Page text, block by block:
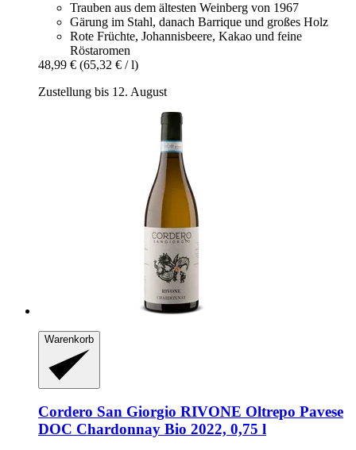
Trauben aus dem ältesten Weinberg von 1967
Gärung im Stahl, danach Barrique und großes Holz
Rote Früchte, Johannisbeere, Kakao und feine
Röstaromen
48,99 € (65,32 € / l)
Zustellung bis 12. August
Warenkorb
Cordero San Giorgio RIVONE Oltrepo Pavese
DOC Chardonnay Bio 2022, 0,75 l